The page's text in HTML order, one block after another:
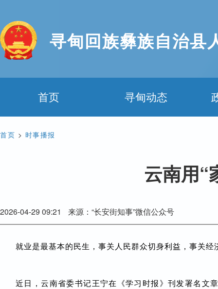
寻甸回族彝族自治县
首页 寻甸动态
首页 > 时事播报
云南用“
2026-04-29 09:21 来源：“长安街知事”微信公众号
就业是最基本的民生，事关人民群众切身利益，事关经
近日，云南省委书记王宁在《学习时报》刊发署名文